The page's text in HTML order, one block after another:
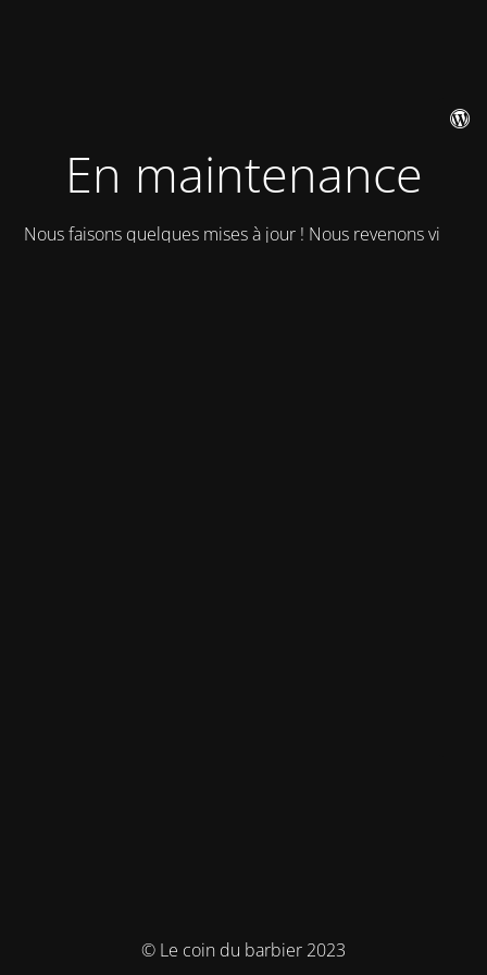
En maintenance
Nous faisons quelques mises à jour ! Nous revenons vite !
© Le coin du barbier 2023